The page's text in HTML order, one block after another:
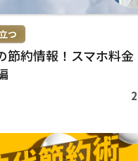
つ
節約情報！スマホ料金